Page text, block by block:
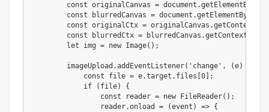
const originalCanvas =
const blurredCanvas =
const originalCtx =
const blurredCtx =
        let img = new Image();
        imageUpload.addEventListener('change', (e) => {
            const file = e.target.files[0];
            if (file) {
                const reader = new FileReader();
                reader.onload = (event) => {